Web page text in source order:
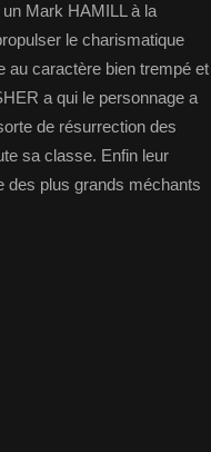
Mark HAMILL à la
le charismatique
au caractère bien trempé et
a qui le personnage a
de résurrection des
sa classe. Enfin leur
des plus grands méchants